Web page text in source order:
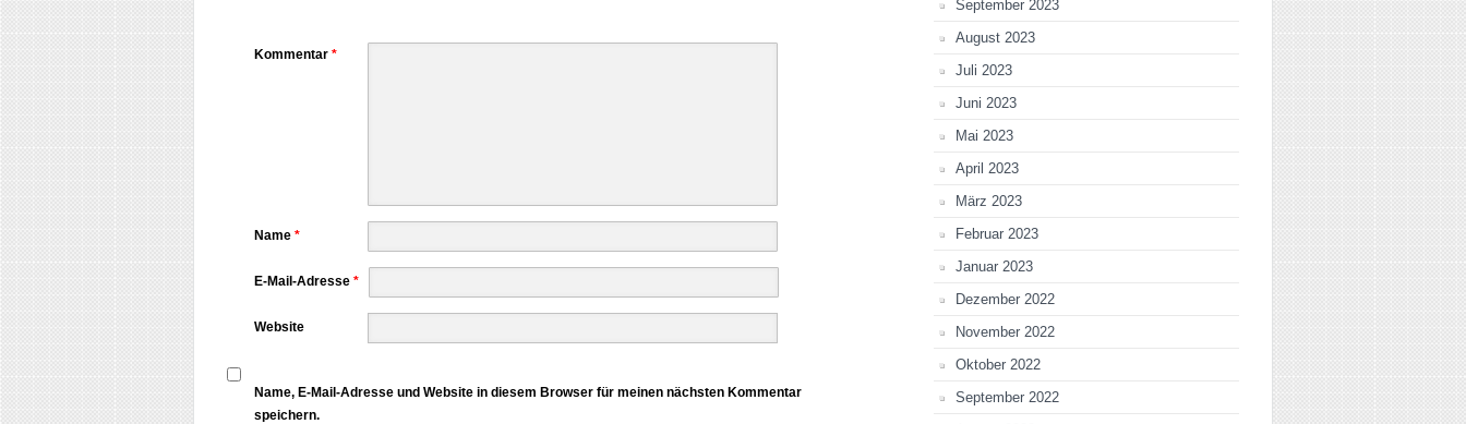
Kommentar *
Name *
E-Mail-Adresse *
Website
Name, E-Mail-Adresse und Website in diesem Browser für meinen nächsten Kommentar
speichern.
September 2023
August 2023
Juli 2023
Juni 2023
Mai 2023
April 2023
März 2023
Februar 2023
Januar 2023
Dezember 2022
November 2022
Oktober 2022
September 2022